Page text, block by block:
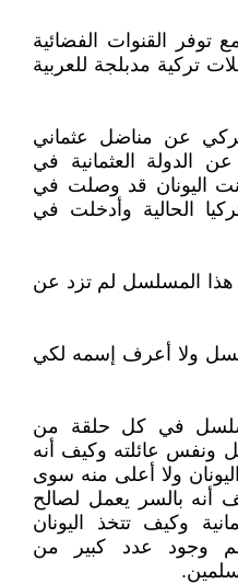
توفر القنوات الفضائية
تركية مدبلجة للعربية
عن مناضل عثماني
الدولة العثمانية في
كانت اليونان قد وصلت في
الحالية وأدخلت في
هذا المسلسل لم تزد عن
ولا أعرف إسمه لكي
في كل حلقة من
ونفس عائلته وكيف أنه
ولا أعلى منه سوى
أنه بالسر يعمل لصالح
وكيف تتخذ اليونان
وجود عدد كبير من